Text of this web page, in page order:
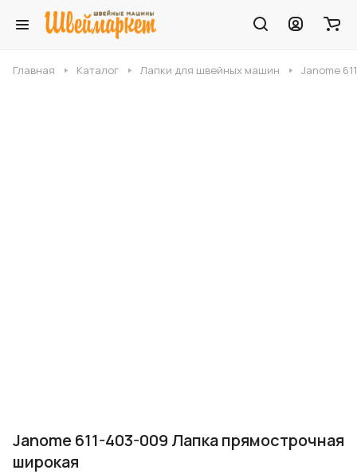
Главная Каталог Лапки для швейных машин Janome
Janome 611-403-009 Лапка прямострочная
широкая